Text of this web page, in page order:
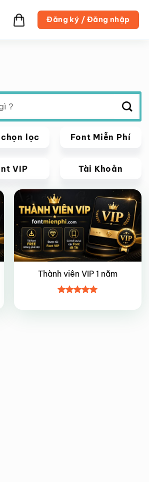
Đăng ký / Đăng nhập
lọc Font Miễn Phí
VIP Tài Khoản
Giảm giá!
Thành viên VIP 1 năm
hạng55